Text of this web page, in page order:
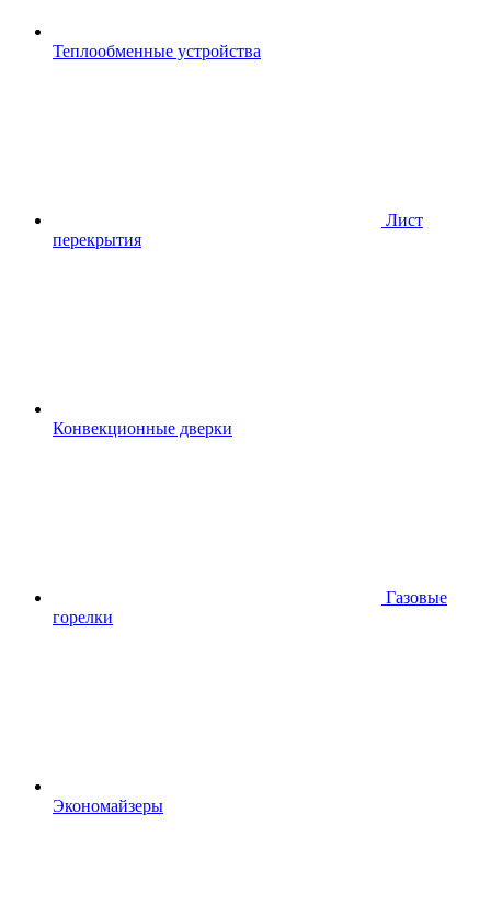
Теплообменные устройства
Лист
перекрытия
Конвекционные дверки
Газовые
горелки
Экономайзеры